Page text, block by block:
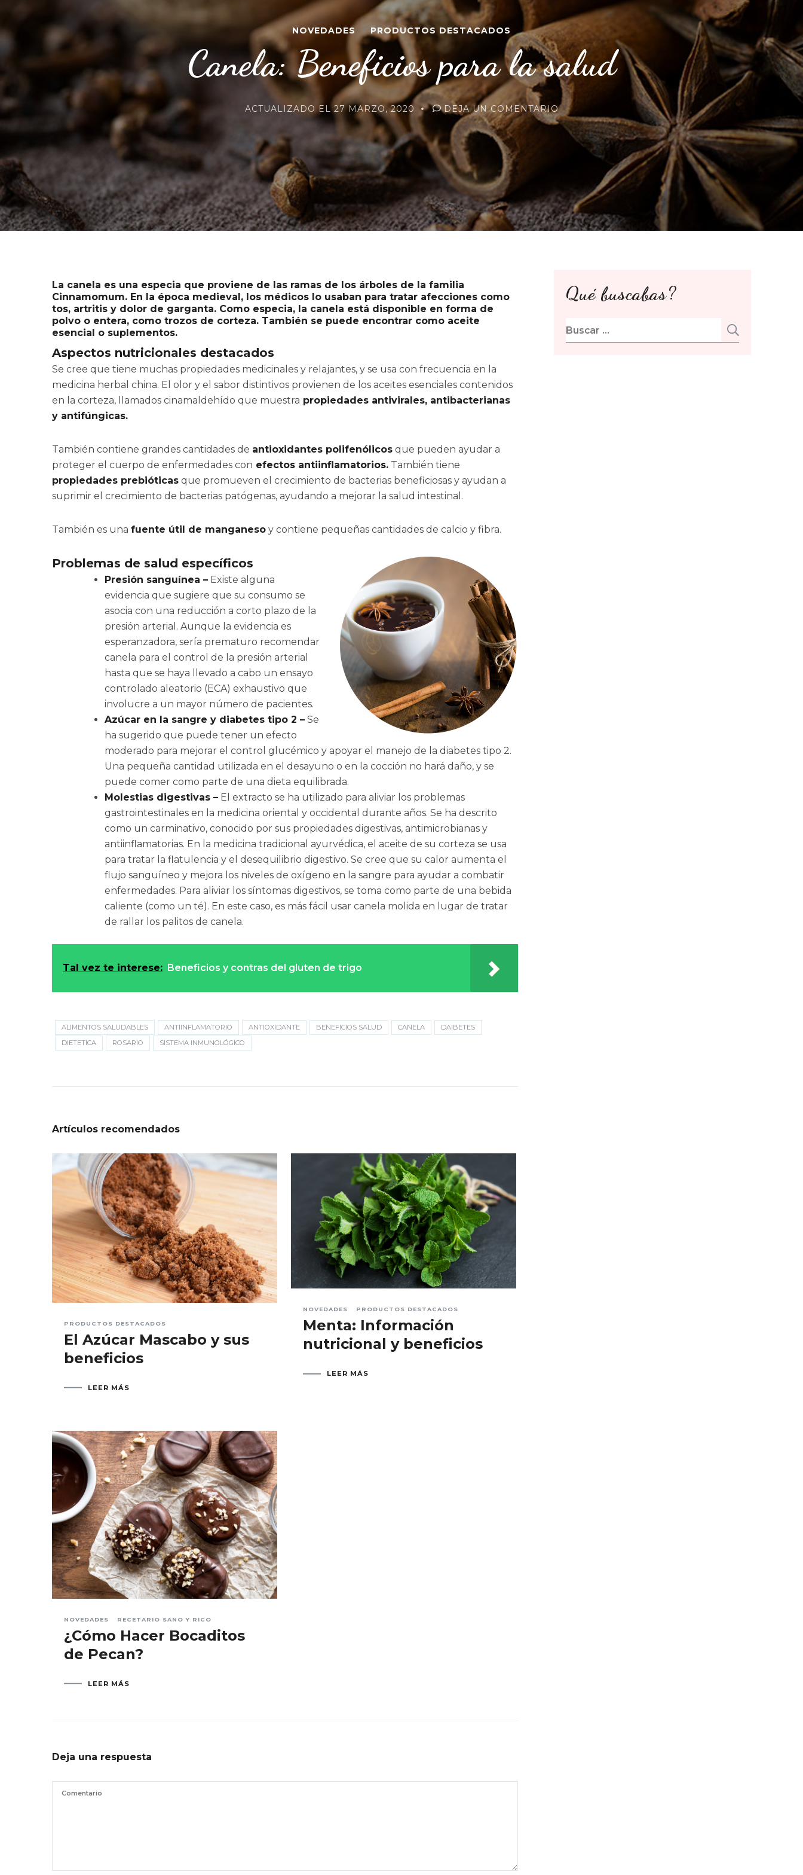
NOVEDADES PRODUCTOS DESTACADOS
Canela: Beneficios para la salud
ACTUALIZADO EL27 MARZO, 2020 DEJA UN COMENTARIOEN
CANELA:
BENEFICIOS
PARA
SALUD
La canela es una especia que proviene de las ramas de los árboles de la familia
Cinnamomum. En la época medieval, los médicos lo usaban para tratar afecciones como
tos, artritis y dolor de garganta. Como especia, la canela está disponible en forma de
polvo o entera, como trozos de corteza. También se puede encontrar como aceite
esencial o suplementos.
Aspectos nutricionales destacados
Se cree que tiene muchas propiedades medicinales y relajantes, y se usa con frecuencia en la
medicina herbal china. El olor y el sabor distintivos provienen de los aceites esenciales contenidos
en la corteza, llamados cinamaldehído que muestra propiedades antivirales, antibacterianas
y antifúngicas.
También contiene grandes cantidades de antioxidantes polifenólicos que pueden ayudar a
proteger el cuerpo de enfermedades con efectos antiinflamatorios. También tiene
propiedades prebióticas que promueven el crecimiento de bacterias beneficiosas y ayudan a
suprimir el crecimiento de bacterias patógenas, ayudando a mejorar la salud intestinal.
También es una fuente útil de manganeso y contiene pequeñas cantidades de calcio y fibra.
Problemas de salud específicos
Presión sanguínea – Existe alguna
evidencia que sugiere que su consumo se
asocia con una reducción a corto plazo de la
presión arterial. Aunque la evidencia es
esperanzadora, sería prematuro recomendar
canela para el control de la presión arterial
hasta que se haya llevado a cabo un ensayo
controlado aleatorio (ECA) exhaustivo que
involucre a un mayor número de pacientes.
Azúcar en la sangre y diabetes tipo 2 – Se
ha sugerido que puede tener un efecto
moderado para mejorar el control glucémico y apoyar el manejo de la diabetes tipo 2.
Una pequeña cantidad utilizada en el desayuno o en la cocción no hará daño, y se
puede comer como parte de una dieta equilibrada.
Molestias digestivas – El extracto se ha utilizado para aliviar los problemas
gastrointestinales en la medicina oriental y occidental durante años. Se ha descrito
como un carminativo, conocido por sus propiedades digestivas, antimicrobianas y
antiinflamatorias. En la medicina tradicional ayurvédica, el aceite de su corteza se usa
para tratar la flatulencia y el desequilibrio digestivo. Se cree que su calor aumenta el
flujo sanguíneo y mejora los niveles de oxígeno en la sangre para ayudar a combatir
enfermedades. Para aliviar los síntomas digestivos, se toma como parte de una bebida
caliente (como un té). En este caso, es más fácil usar canela molida en lugar de tratar
de rallar los palitos de canela.
Tal vez te interese: Beneficios y contras del gluten de trigo
ALIMENTOS SALUDABLES ANTIINFLAMATORIO ANTIOXIDANTE BENEFICIOS SALUD CANELA
DAIBETES
DIETETICA
ROSARIO SISTEMA INMUNOLÓGICO
Artículos recomendados
PRODUCTOS DESTACADOS
El Azúcar Mascabo y sus
beneficios
LEER MÁS
NOVEDADES PRODUCTOS DESTACADOS
Menta: Información
nutricional y beneficios
LEER MÁS
NOVEDADES RECETARIO SANO Y RICO
¿Cómo Hacer Bocaditos
de Pecan?
LEER MÁS
Deja una respuesta
Qué buscabas?
Buscar: